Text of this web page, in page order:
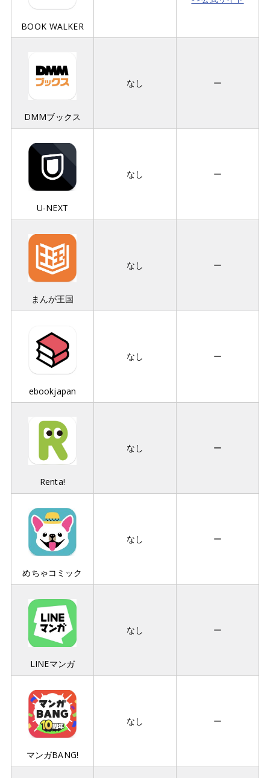
BOOK WALKER
DMMブックス
なし ー
U-NEXT
なし ー
まんが王国
なし ー
ebookjapan
なし ー
Renta!
なし ー
めちゃコミック
なし ー
LINEマンガ
なし ー
マンガBANG!
なし ー